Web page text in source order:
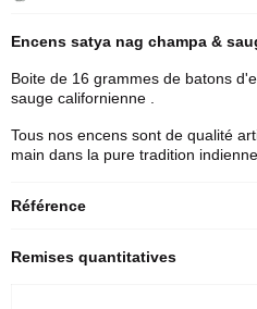
Encens satya nag champa &
Boite de 16 grammes de batons
sauge californienne .
Tous nos encens sont de qualité
main dans la pure tradition
Référence
Remises quantitatives